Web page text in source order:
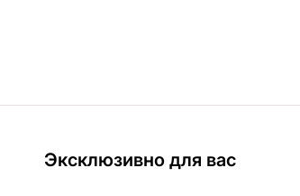
Эксклюзивно для вас